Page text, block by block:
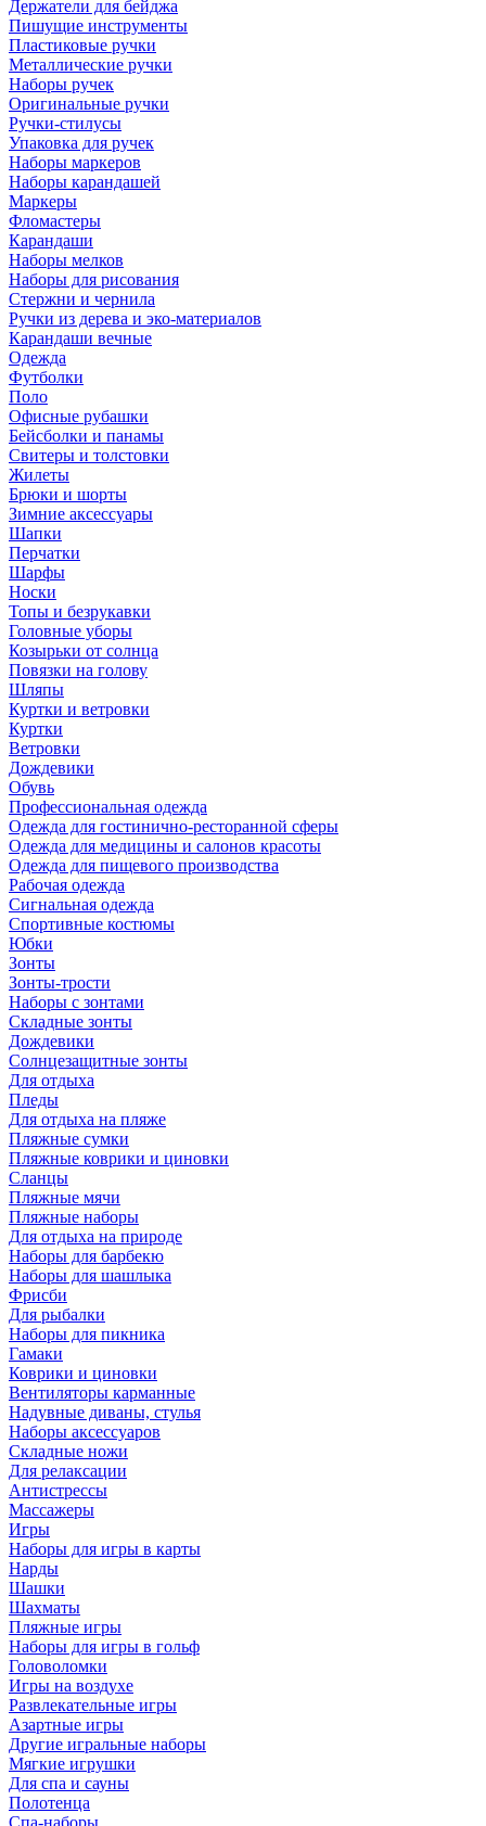
Держатели для бейджа
Пишущие инструменты
Пластиковые ручки
Металлические ручки
Наборы ручек
Оригинальные ручки
Ручки-стилусы
Упаковка для ручек
Наборы маркеров
Наборы карандашей
Маркеры
Фломастеры
Карандаши
Наборы мелков
Наборы для рисования
Стержни и чернила
Ручки из дерева и эко-материалов
Карандаши вечные
Одежда
Футболки
Поло
Офисные рубашки
Бейсболки и панамы
Свитеры и толстовки
Жилеты
Брюки и шорты
Зимние аксессуары
Шапки
Перчатки
Шарфы
Носки
Топы и безрукавки
Головные уборы
Козырьки от солнца
Повязки на голову
Шляпы
Куртки и ветровки
Куртки
Ветровки
Дождевики
Обувь
Профессиональная одежда
Одежда для гостинично-ресторанной сферы
Одежда для медицины и салонов красоты
Одежда для пищевого производства
Рабочая одежда
Сигнальная одежда
Спортивные костюмы
Юбки
Зонты
Зонты-трости
Наборы с зонтами
Складные зонты
Дождевики
Солнцезащитные зонты
Для отдыха
Пледы
Для отдыха на пляже
Пляжные сумки
Пляжные коврики и циновки
Сланцы
Пляжные мячи
Пляжные наборы
Для отдыха на природе
Наборы для барбекю
Наборы для шашлыка
Фрисби
Для рыбалки
Наборы для пикника
Гамаки
Коврики и циновки
Вентиляторы карманные
Надувные диваны, стулья
Наборы аксессуаров
Складные ножи
Для релаксации
Антистрессы
Массажеры
Игры
Наборы для игры в карты
Нарды
Шашки
Шахматы
Пляжные игры
Наборы для игры в гольф
Головоломки
Игры на воздухе
Развлекательные игры
Азартные игры
Другие игральные наборы
Мягкие игрушки
Для спа и сауны
Полотенца
Спа-наборы